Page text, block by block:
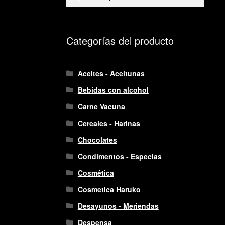
Categorías del producto
Aceites - Aceitunas
Bebidas con alcohol
Carne Vacuna
Cereales - Harinas
Chocolates
Condimentos - Especias
Cosmética
Cosmetica Haruko
Desayunos - Meriendas
Despensa